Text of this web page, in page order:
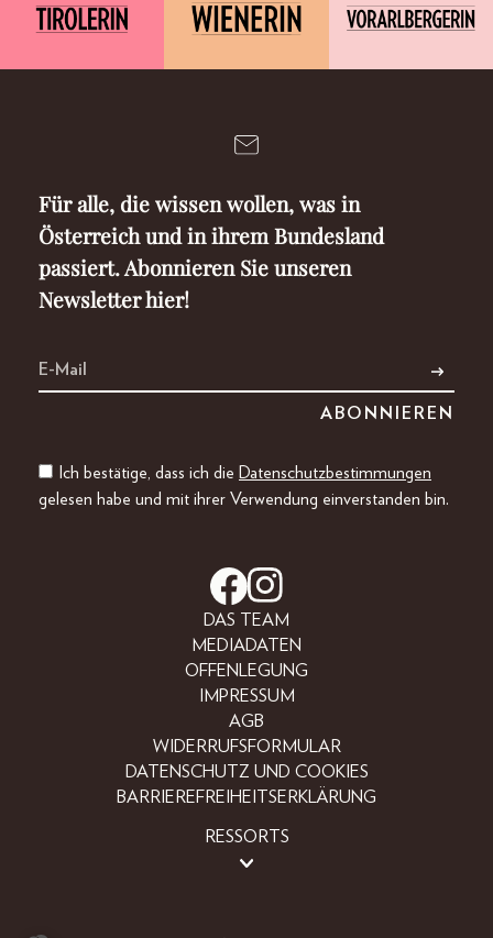
Für alle, die wissen wollen, was in
Österreich und in ihrem Bundesland
passiert. Abonnieren Sie unseren
Newsletter hier!
Ich bestätige, dass ich die Datenschutzbestimmungen
gelesen habe und mit ihrer Verwendung einverstanden bin.
DAS TEAM
MEDIADATEN
OFFENLEGUNG
IMPRESSUM
AGB
WIDERRUFSFORMULAR
DATENSCHUTZ UND COOKIES
BARRIEREFREIHEITSERKLÄRUNG
RESSORTS